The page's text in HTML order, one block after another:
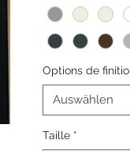
personnalisez
votre escalier :
Options de
Auswählen
Taille *